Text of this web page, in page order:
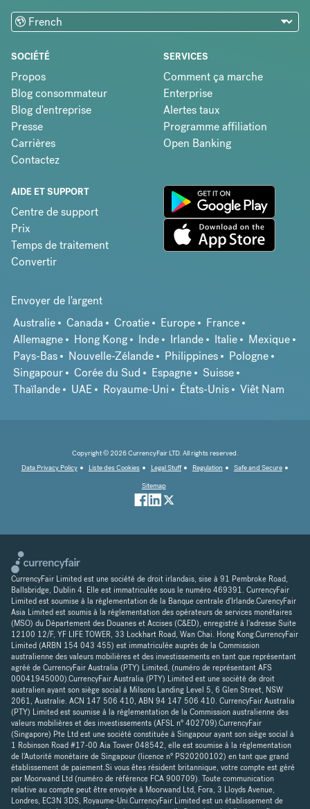
SOCIÉTÉ
Propos
Blog consommateur
Blog d'entreprise
Presse
Carrières
Contactez
SERVICES
Comment ça marche
Enterprise
Alertes taux
Programme affiliation
Open Banking
AIDE ET SUPPORT
Centre de support
Prix
Temps de traitement
Convertir
Envoyer de l'argent
Australie
Canada Croatie Europe
France
Allemagne
Hong Kong Inde Irlande Italie
Mexique
Pays-Bas
Nouvelle-Zélande Philippines
Pologne
Singapour
Corée du Sud Espagne
Suisse
Thaïlande
UAE Royaume-Uni États-Unis Viêt Nam
Copyright © 2026 CurrencyFair LTD. All rights reserved.
Data Privacy Policy
Liste des Cookies Legal Stuff Regulation
Safe and Secure
Sitemap
CurrencyFair Limited est une société de droit irlandais, sise à 91 Pembroke Road,
Ballsbridge, Dublin 4. Elle est immatriculée sous le numéro 469391. CurrencyFair
Limited est soumise à la réglementation de la Banque centrale d'Irlande.CurencyFair
Asia Limited est soumis à la réglementation des opérateurs de services monétaires
(MSO) du Département des Douanes et Accises (C&ED), enregistré à l'adresse Suite
12100 12/F, YF LIFE TOWER, 33 Lockhart Road, Wan Chai. Hong Kong.CurrencyFair
Limited (ARBN 154 043 455) est immatriculée auprès de la Commission
australienne des valeurs mobilières et des investissements en tant que représentant
agréé de CurrencyFair Australia (PTY) Limited, (numéro de représentant AFS
00041945000).CurrencyFair Australia (PTY) Limited est une société de droit
australien ayant son siège social à Milsons Landing Level 5, 6 Glen Street, NSW
2061, Australie. ACN 147 506 410, ABN 94 147 506 410. CurrencyFair Australia
(PTY) Limited est soumise à la réglementation de la Commission australienne des
valeurs mobilières et des investissements (AFSL n° 402709).CurrencyFair
(Singapore) Pte Ltd est une société constituée à Singapour ayant son siège social à
1 Robinson Road #17-00 Aia Tower 048542, elle est soumise à la réglementation
de l'Autorité monétaire de Singapour (licence n° PS20200102) en tant que grand
établissement de paiement.Si vous êtes résident britannique, votre compte est géré
par Moorwand Ltd (numéro de référence FCA 900709). Toute communication
relative au compte peut être envoyée à Moorwand Ltd, Fora, 3 Lloyds Avenue,
Londres, EC3N 3DS, Royaume-Uni.CurrencyFair Limited est un établissement de